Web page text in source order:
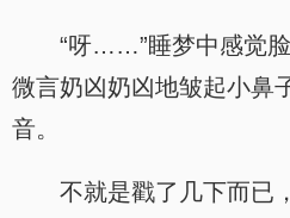
“呀……”睡梦中感觉
微言奶凶奶凶地皱起小鼻
音。
不就是戳了几下而已